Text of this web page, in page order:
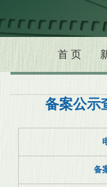
首 页
备案公示
备